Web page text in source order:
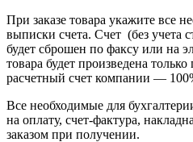
При заказе товара укажите все
выписки счета. Счет (без учета
будет сброшен по факсу или на
товара будет произведена
расчетный счет компании —
Все необходимые для
на оплату, счет-фактура,
заказом при получении.